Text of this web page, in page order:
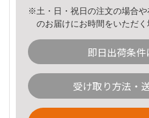
※土・日・祝日の注文の場合
のお届けにお時間をいただく
即日出荷条件
受け取り方法・